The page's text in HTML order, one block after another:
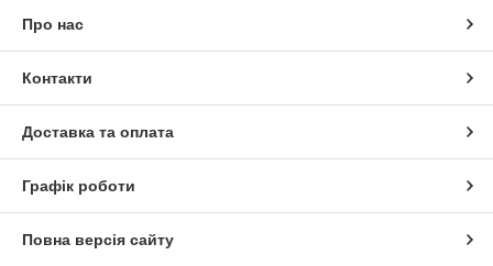
Про нас
Контакти
Доставка та оплата
Графік роботи
Повна версія сайту